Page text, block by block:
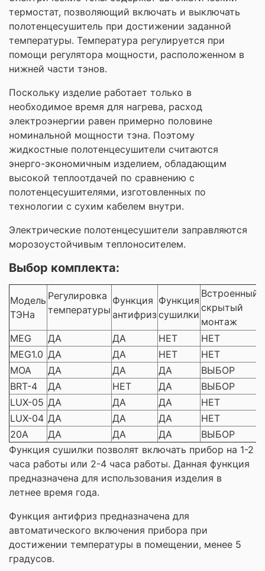
термостат, позволяющий включать и выключать
полотенцесушитель при достижении заданной
температуры. Температура регулируется при
помощи регулятора мощности, расположенном в
нижней части тэнов.
Поскольку изделие работает только в
необходимое время для нагрева, расход
электроэнергии равен примерно половине
номинальной мощности тэна. Поэтому
жидкостные полотенцесушители считаются
энерго-экономичным изделием, обладающим
высокой теплоотдачей по сравнению с
полотенцесушителями, изготовленных по
технологии с сухим кабелем внутри.
Электрические полотенцесушители заправляются
морозоустойчивым теплоносителем.
Выбор комплекта:
Модель
ТЭНа
Регулировка
температуры
Функция
антифриз
Функция
сушилки
Встроенный
скрытый
монтаж
MEG
ДА ДА НЕТ НЕТ
MEG1.0 ДА ДА НЕТ НЕТ
MOA
ДА ДА ДА ВЫБОР
BRT-4
ДА НЕТ ДА ВЫБОР
LUX-05 ДА ДА ДА НЕТ
LUX-04 ДА ДА ДА НЕТ
20A
ДА ДА ДА ВЫБОР
Функция сушилки позволят включать прибор на 1-2
часа работы или 2-4 часа работы. Данная функция
предназначена для использования изделия в
летнее время года.
Функция антифриз предназначена для
автоматического включения прибора при
достижении температуры в помещении, менее 5
градусов.